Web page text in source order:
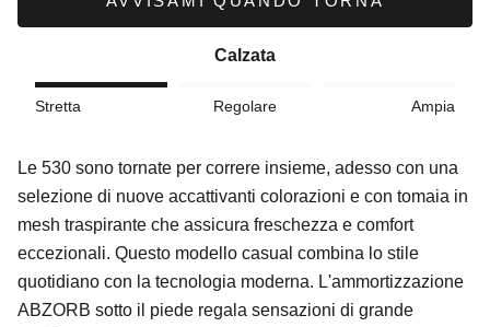
Calzata
Stretta Regolare Ampia
Le 530 sono tornate per correre insieme, adesso con una
selezione di nuove accattivanti colorazioni e con tomaia in
mesh traspirante che assicura freschezza e comfort
eccezionali. Questo modello casual combina lo stile
quotidiano con la tecnologia moderna. L'ammortizzazione
ABZORB sotto il piede regala sensazioni di grande